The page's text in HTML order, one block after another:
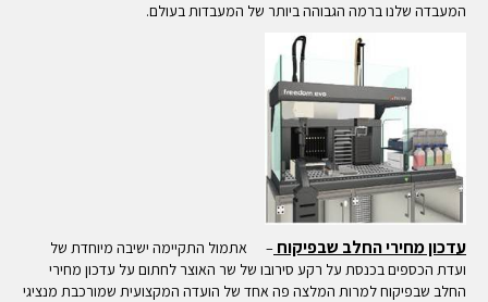
המעבדה שלנו ברמה הגבוהה ביותר של המעבדות בעולם.
עדכון מחירי החלב שבפיקוח – אתמול התקיימה ישיבה מיוחדת של
ועדת הכספים בכנסת על רקע סירובו של שר האוצר לחתום על עדכון מחירי
החלב שבפיקוח למרות המלצה פה אחד של הועדה המקצועית שמורכבת מנציגי